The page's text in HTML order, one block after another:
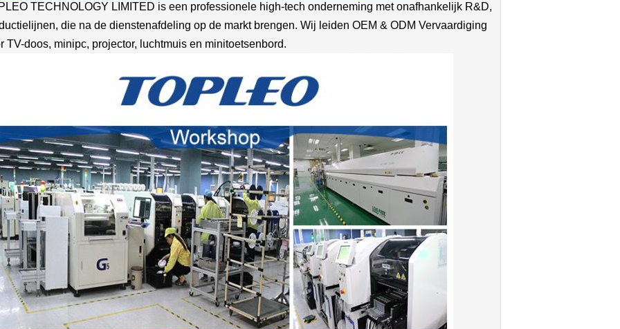
TECHNOLOGY LIMITED is een professionele high-tech onderneming met onafhankelijk R&D,
die na de dienstenafdeling op de markt brengen. Wij leiden OEM & ODM Vervaardiging
TV-doos, minipc, projector, luchtmuis en minitoetsenbord.